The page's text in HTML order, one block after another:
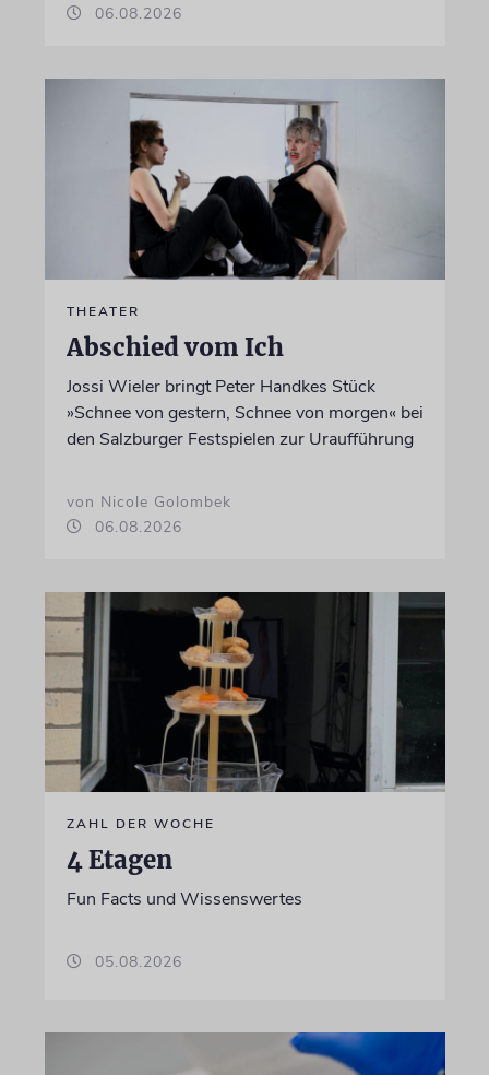
06.08.2026
THEATER
Abschied vom Ich
Jossi Wieler bringt Peter Handkes Stück
»Schnee von gestern, Schnee von morgen« bei
den Salzburger Festspielen zur Uraufführung
von Nicole Golombek
06.08.2026
ZAHL DER WOCHE
4 Etagen
Fun Facts und Wissenswertes
05.08.2026